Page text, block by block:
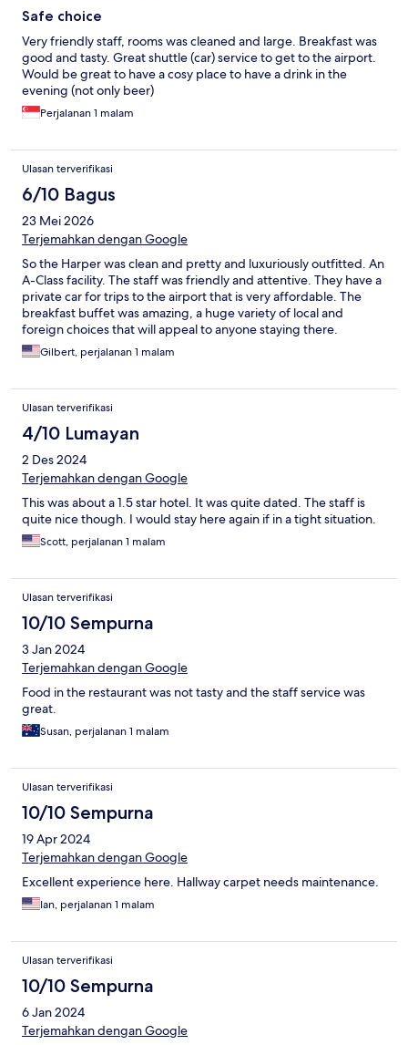
Safe choice
Very friendly staff, rooms was cleaned and large. Breakfast was
good and tasty. Great shuttle (car) service to get to the airport.
Would be great to have a cosy place to have a drink in the
evening (not only beer)
Perjalanan 1 malam
Ulasan terverifikasi
6/10 Bagus
23 Mei 2026
Terjemahkan dengan Google
So the Harper was clean and pretty and luxuriously outfitted. An
A-Class facility. The staff was friendly and attentive. They have a
private car for trips to the airport that is very affordable. The
breakfast buffet was amazing, a huge variety of local and
foreign choices that will appeal to anyone staying there.
However, when you've been traveling 30+ hours through 3
major airports, all you want when you finally get to your hotel is a
bathroom adequate and the bed soft and cozy...but the shower
was only COLD. I let the water run for minutes and it never
warmed up, not even luke warm. What a huge disappointment.
I didn't complain, I just took a cold shower and went to bed. "A"
for effort Harper-Perintis but you missed the mark. If I ever get
back through Makassar, I'll try somewhere else.
Gilbert, perjalanan 1 malam
Ulasan terverifikasi
4/10 Lumayan
2 Des 2024
Terjemahkan dengan Google
This was about a 1.5 star hotel. It was quite dated. The staff is
quite nice though. I would stay here again if in a tight situation.
Scott, perjalanan 1 malam
Ulasan terverifikasi
10/10 Sempurna
3 Jan 2024
Terjemahkan dengan Google
Food in the restaurant was not tasty and the staff service was
great.
Susan, perjalanan 1 malam
Ulasan terverifikasi
10/10 Sempurna
19 Apr 2024
Terjemahkan dengan Google
Excellent experience here. Hallway carpet needs maintenance.
Ian, perjalanan 1 malam
Ulasan terverifikasi
10/10 Sempurna
6 Jan 2024
Terjemahkan dengan Google